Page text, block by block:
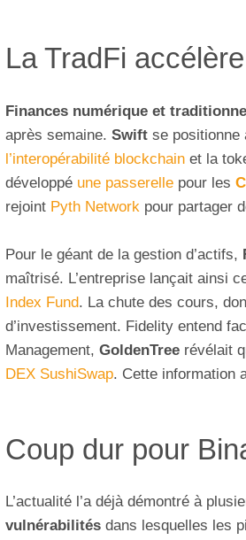
La TradFi
Finances numérique et
après semaine. Swift se positionne
l’interopérabilité blockchain et la
développé une passerelle pour les
rejoint Pyth Network pour partager
Pour le géant de la gestion d’actifs,
maîtrisé. L’entreprise lançait ainsi
Index Fund. La chute des cours,
d’investissement. Fidelity entend
Management, GoldenTree révélait
DEX SushiSwap. Cette information
Coup dur pour
L’actualité l’a déjà démontré à
vulnérabilités dans lesquelles les